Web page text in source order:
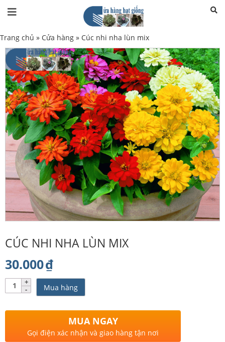
Trang chủ » Cửa hàng » Cúc nhi nha lùn mix
CÚC NHI NHA LÙN MIX
30.000₫
Số
lượng
Mua hàng
MUA NGAY
Gọi điện xác nhận và giao hàng tận nơi